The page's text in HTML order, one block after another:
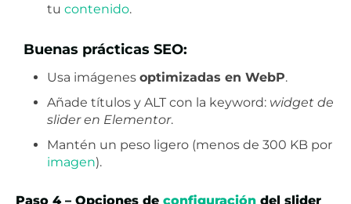
tu contenido.
Buenas prácticas SEO:
Usa imágenes optimizadas en WebP.
Añade títulos y ALT con la keyword: widget de
slider en Elementor.
Mantén un peso ligero (menos de 300 KB por
imagen).
Paso 4 – Opciones de configuración del slider